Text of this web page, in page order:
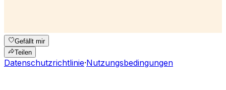
Gefällt mir
Teilen
Datenschutzrichtlinie·Nutzungsbedingungen